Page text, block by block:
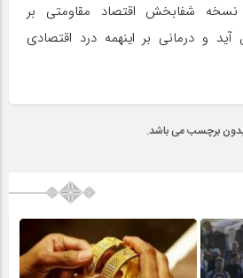
نسخه شفابخش اقتصاد مقاومتی بر
و درمانی بر اینهمه درد اقتصادی
برچسب می باشد.